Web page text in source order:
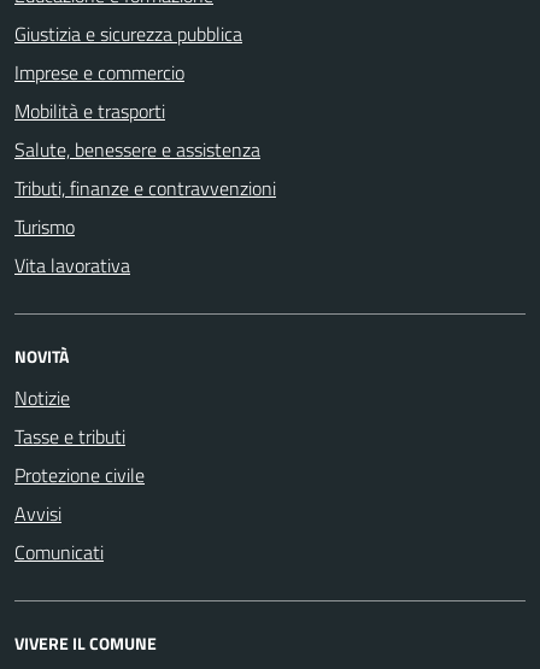
Giustizia e sicurezza pubblica
Imprese e commercio
Mobilità e trasporti
Salute, benessere e assistenza
Tributi, finanze e contravvenzioni
Turismo
Vita lavorativa
NOVITÀ
Notizie
Tasse e tributi
Protezione civile
Avvisi
Comunicati
VIVERE IL COMUNE